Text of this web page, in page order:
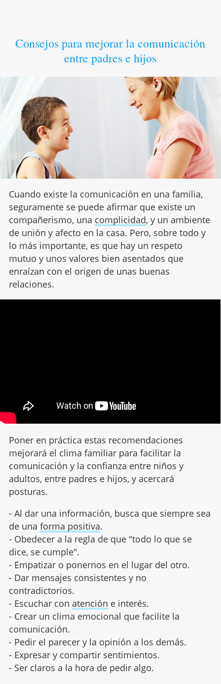
Consejos para mejorar la comunicación
entre padres e hijos
Cuando existe la comunicación en una familia,
seguramente se puede afirmar que existe un
compañerismo, una complicidad, y un ambiente
de unión y afecto en la casa. Pero, sobre todo y
lo más importante, es que hay un respeto
mutuo y unos valores bien asentados que
enraízan con el origen de unas buenas
relaciones.
Poner en práctica estas recomendaciones
mejorará el clima familiar para facilitar la
comunicación y la confianza entre niños y
adultos, entre padres e hijos, y acercará
posturas.
- Al dar una información, busca que siempre sea
de una forma positiva.
- Obedecer a la regla de que "todo lo que se
dice, se cumple".
- Empatizar o ponernos en el lugar del otro.
- Dar mensajes consistentes y no
contradictorios.
- Escuchar con atención e interés.
- Crear un clima emocional que facilite la
comunicación.
- Pedir el parecer y la opinión a los demás.
- Expresar y compartir sentimientos.
- Ser claros a la hora de pedir algo.